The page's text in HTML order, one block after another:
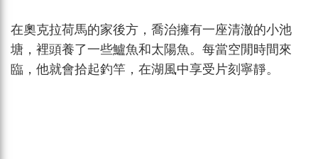
在奧克拉荷馬的家後方，喬治擁有一座清澈的小池
塘，裡頭養了一些鱸魚和太陽魚。每當空閒時間來
臨，他就會拾起釣竿，在湖風中享受片刻寧靜。